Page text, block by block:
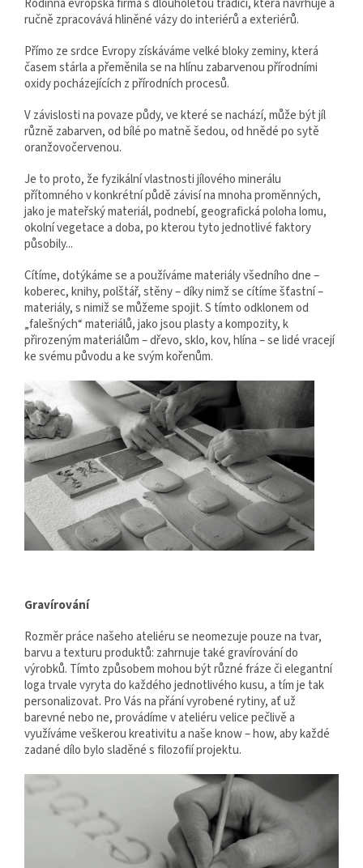
Rodinná evropská firma s dlouholetou tradicí, která navrhuje a
ručně zpracovává hliněné vázy do interiérů a exteriérů.
Přímo ze srdce Evropy získáváme velké bloky zeminy, která
časem stárla a přeměnila se na hlínu zabarvenou přírodními
oxidy pocházejících z přírodních procesů.
V závislosti na povaze půdy, ve které se nachází, může být jíl
různě zabarven, od bílé po matně šedou, od hnědé po sytě
oranžovočervenou.
Je to proto, že fyzikální vlastnosti jílového minerálu
přítomného v konkrétní půdě závisí na mnoha proměnných,
jako je mateřský materiál, podnebí, geografická poloha lomu,
okolní vegetace a doba, po kterou tyto jednotlivé faktory
působily...
Cítíme, dotýkáme se a používáme materiály všedního dne –
koberec, knihy, polštář, stěny – díky nimž se cítíme šťastní –
materiály, s nimiž se můžeme spojit. S tímto odklonem od
„falešných“ materiálů, jako jsou plasty a kompozity, k
přirozeným materiálům – dřevo, sklo, kov, hlína – se lidé vracejí
ke svému původu a ke svým kořenům.
Gravírování
Rozměr práce našeho ateliéru se neomezuje pouze na tvar,
barvu a texturu produktů: zahrnuje také gravírování do
výrobků. Tímto způsobem mohou být různé fráze či elegantní
loga trvale vyryta do každého jednotlivého kusu, a tím je tak
personalizovat. Pro Vás na přání vyrobené rytiny, ať už
barevné nebo ne, provádíme v ateliéru velice pečlivě a
využíváme veškerou kreativitu a naše know – how, aby každé
zadané dílo bylo sladěné s filozofií projektu.